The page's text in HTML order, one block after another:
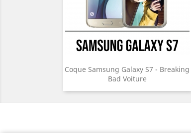
Coque Samsung Galaxy S7 - Breaking
Bad Voiture